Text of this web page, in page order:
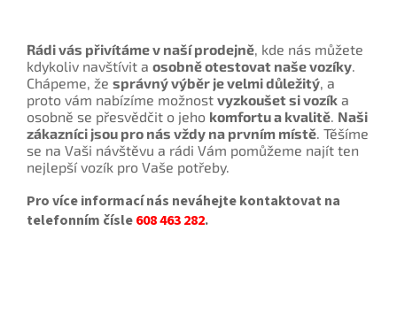
Rádi vás přivítáme v naší prodejně, kde nás můžete
kdykoliv navštívit a osobně otestovat naše vozíky.
Chápeme, že správný výběr je velmi důležitý, a
proto vám nabízíme možnost vyzkoušet si vozík a
osobně se přesvědčit o jeho komfortu a kvalitě. Naši
zákazníci jsou pro nás vždy na prvním místě. Těšíme
se na Vaši návštěvu a rádi Vám pomůžeme najít ten
nejlepší vozík pro Vaše potřeby.
Pro více informací nás neváhejte kontaktovat na
telefonním čísle608 463 282.